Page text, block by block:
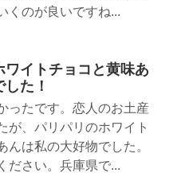
くのが良いですね...
ワイトチョコと黄味あ
た！
ったです。恋人のお土産
が、パリパリのホワイト
んは私の大好物でした。
ださい。兵庫県で...